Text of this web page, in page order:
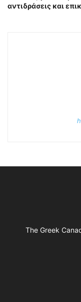
αντιδράσεις και
The Greek